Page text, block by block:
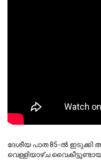
ദേശീയ പാത 85-ൽ ഇടുക്കി
വെള്ളിയാഴ്ച